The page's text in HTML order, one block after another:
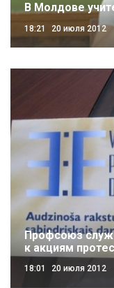
В Молдове
18:21 20 июля 2012
Профсоюз
к акциям
18:01 20 июля 2012